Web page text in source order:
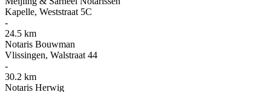
Kapelle, Weststraat 5C
-
24.5 km
Notaris Bouwman
Vlissingen, Walstraat 44
-
30.2 km
Notaris Herwig